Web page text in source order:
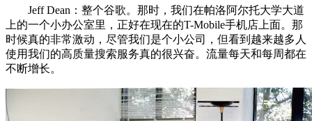
Jeff Dean：整个谷歌。那时，我们在帕洛阿尔托大学大道
上的一个小办公室里，正好在现在的T-Mobile手机店上面。那
时候真的非常激动，尽管我们是个小公司，但看到越来越多人
使用我们的高质量搜索服务真的很兴奋。流量每天和每周都在
不断增长。